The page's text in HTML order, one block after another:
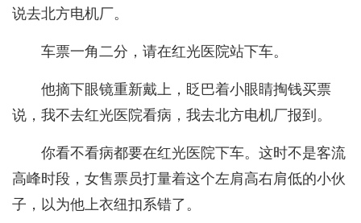
说去北方电机厂。
车票一角二分，请在红光医院站下车。
他摘下眼镜重新戴上，眨巴着小眼睛掏钱买票
说，我不去红光医院看病，我去北方电机厂报到。
你看不看病都要在红光医院下车。这时不是客流
高峰时段，女售票员打量着这个左肩高右肩低的小伙
子，以为他上衣纽扣系错了。